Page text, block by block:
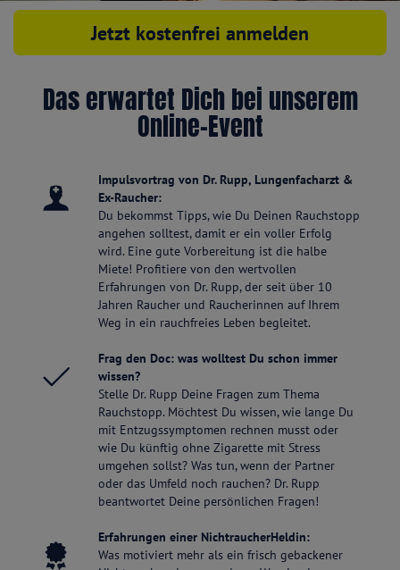
Jetzt kostenfrei anmelden
Das erwartet Dich bei unserem
Online-Event
Impulsvortrag von Dr. Rupp, Lungenfacharzt &
Ex-Raucher:
Du bekommst Tipps, wie Du Deinen Rauchstopp
angehen solltest, damit er ein voller Erfolg
wird. Eine gute Vorbereitung ist die halbe
Miete! Profitiere von den wertvollen
Erfahrungen von Dr. Rupp, der seit über 10
Jahren Raucher und Raucherinnen auf Ihrem
Weg in ein rauchfreies Leben begleitet.
Frag den Doc: was wolltest Du schon immer
wissen?
Stelle Dr. Rupp Deine Fragen zum Thema
Rauchstopp. Möchtest Du wissen, wie lange Du
mit Entzugssymptomen rechnen musst oder
wie Du künftig ohne Zigarette mit Stress
umgehen sollst? Was tun, wenn der Partner
oder das Umfeld noch rauchen? Dr. Rupp
beantwortet Deine persönlichen Fragen!
Erfahrungen einer NichtraucherHeldin:
Was motiviert mehr als ein frisch gebackener